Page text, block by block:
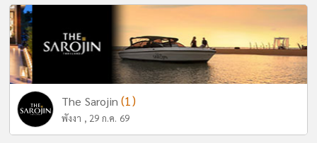
The Sarojin(1)
พังงา , 29 ก.ค. 69